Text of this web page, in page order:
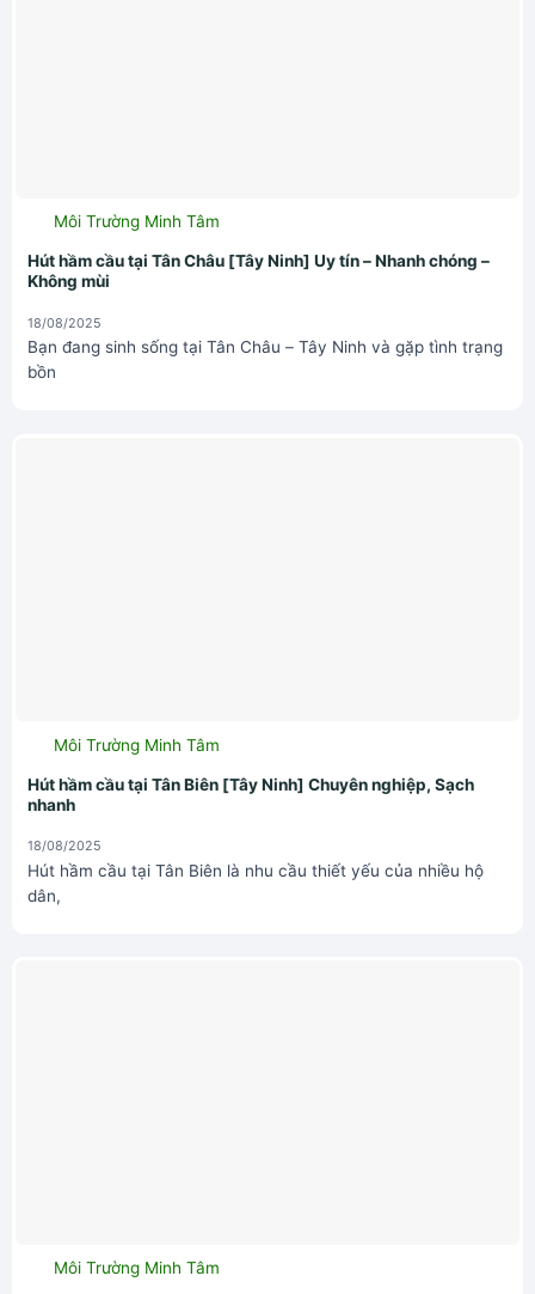
Môi Trường Minh Tâm
Hút hầm cầu tại Tân Châu [Tây Ninh] Uy tín – Nhanh chóng –
Không mùi
18/08/2025
Bạn đang sinh sống tại Tân Châu – Tây Ninh và gặp tình trạng
bồn
Môi Trường Minh Tâm
Hút hầm cầu tại Tân Biên [Tây Ninh] Chuyên nghiệp, Sạch
nhanh
18/08/2025
Hút hầm cầu tại Tân Biên là nhu cầu thiết yếu của nhiều hộ
dân,
Môi Trường Minh Tâm